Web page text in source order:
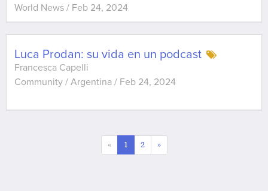
World News / Feb 24, 2024
Luca Prodan: su vida en un podcast
Francesca Capelli
Community / Argentina / Feb 24, 2024
« 1 2 »